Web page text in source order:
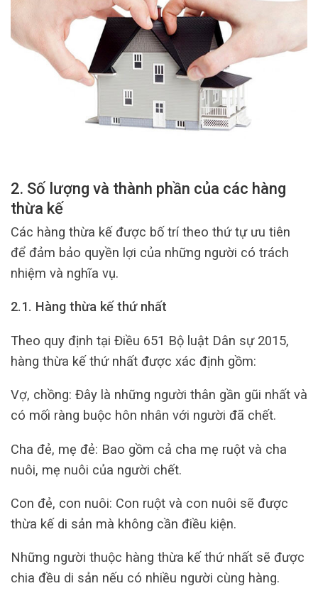
2. Số lượng và thành phần của các hàng
thừa kế
Các hàng thừa kế được bố trí theo thứ tự ưu tiên
để đảm bảo quyền lợi của những người có trách
nhiệm và nghĩa vụ.
2.1. Hàng thừa kế thứ nhất
Theo quy định tại Điều 651 Bộ luật Dân sự 2015,
hàng thừa kế thứ nhất được xác định gồm:
Vợ, chồng: Đây là những người thân gần gũi nhất và
có mối ràng buộc hôn nhân với người đã chết.
Cha đẻ, mẹ đẻ: Bao gồm cả cha mẹ ruột và cha
nuôi, mẹ nuôi của người chết.
Con đẻ, con nuôi: Con ruột và con nuôi sẽ được
thừa kế di sản mà không cần điều kiện.
Những người thuộc hàng thừa kế thứ nhất sẽ được
chia đều di sản nếu có nhiều người cùng hàng.